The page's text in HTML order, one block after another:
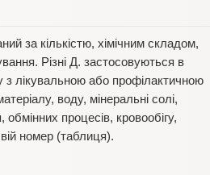
за кількістю, хімічним складом,
Різні Д. застосовуються в
з лікувальною або профілактичною
воду, мінеральні солі,
процесів, кровообігу,
номер (таблиця).